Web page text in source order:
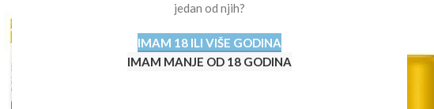
jedan od njih?
IMAM 18 ILI VIŠE GODINA
IMAM MANJE OD 18 GODINA